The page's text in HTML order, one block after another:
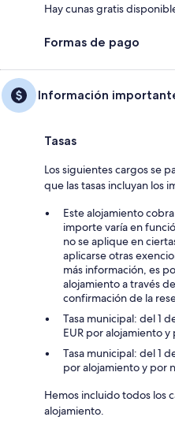
Hay cunas gratis
Formas de pago
Información
Tasas
Los siguientes cargos se
que las tasas incluyan los
Este alojamiento
importe varía en
no se aplique en
aplicarse otras
más información, es
alojamiento a través
confirmación de la
Tasa municipal: del 1
EUR por alojamiento y
Tasa municipal: del 1
por alojamiento y por
Hemos incluido todos los
alojamiento.